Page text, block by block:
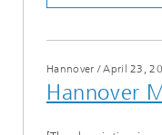
Hannover /April 23,
Hannover